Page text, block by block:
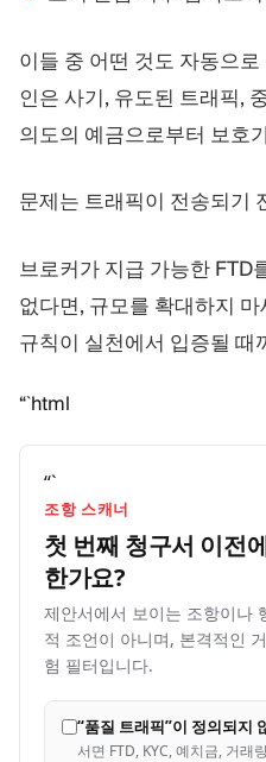
이들 중 어떤 것도 자동으
인은 사기, 유도된 트래픽,
의도의 예금으로부터 보호
문제는 트래픽이 전송되기
브로커가 지급 가능한 FTD
없다면, 규모를 확대하지
규칙이 실천에서 입증될 때
“`html
“`
조항 스캐너
첫 번째 청구서 이전
한가요?
제안서에서 보이는 조항이나
적 조언이 아니며, 본격적인
험 필터입니다.
“품질 트래픽”이 정의되지
서면 FTD, KYC, 예치금, 거래